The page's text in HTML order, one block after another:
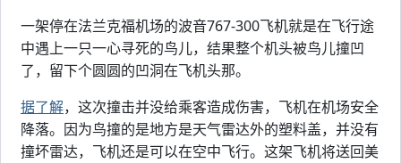
一架停在法兰克福机场的波音767-300飞机就是在飞行途
中遇上一只一心寻死的鸟儿，结果整个机头被鸟儿撞凹
了，留下个圆圆的凹洞在飞机头那。
据了解，这次撞击并没给乘客造成伤害，飞机在机场安全
降落。因为鸟撞的是地方是天气雷达外的塑料盖，并没有
撞坏雷达，飞机还是可以在空中飞行。这架飞机将送回美